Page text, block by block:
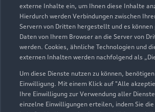
externe Inhalte ein, um Ihnen diese Inhalte
Hierdurch werden Verbindungen zwischen
Servern von Dritten hergestellt und es können
Daten von Ihrem Browser an die Server von
werden. Cookies, ähnliche Technologien und
externen Inhalten werden nachfolgend als
Um diese Dienste nutzen zu können,
Einwilligung. Mit einem Klick auf "Alle
Ihre Einwilligung zur Verwendung aller
einzelne Einwilligungen erteilen, indem Sie
Im Plonzert 2
56076 Koblenz
0261 972720
info.ahp@loehrgruppe.de